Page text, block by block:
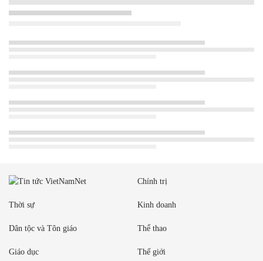
Chính trị
Thời sự Kinh doanh
Dân tộc và Tôn giáo Thể thao
Giáo dục Thế giới